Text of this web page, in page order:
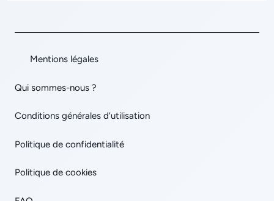
Mentions légales
Qui sommes-nous ?
Conditions générales d’utilisation
Politique de confidentialité
Politique de cookies